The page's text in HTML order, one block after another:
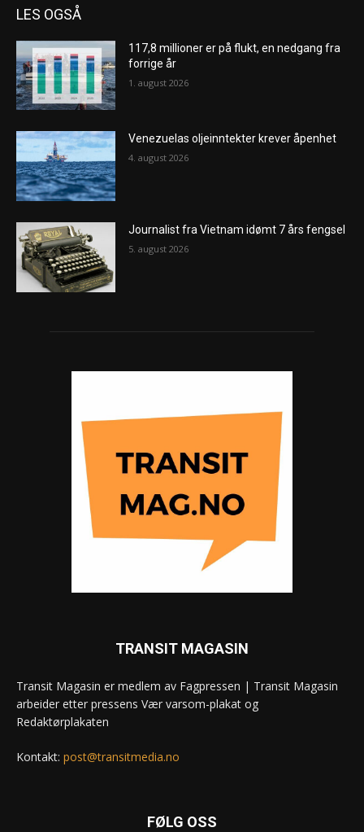
LES OGSÅ
117,8 millioner er på flukt, en nedgang fra
forrige år
1. august 2026
Venezuelas oljeinntekter krever åpenhet
4. august 2026
Journalist fra Vietnam idømt 7 års fengsel
5. august 2026
TRANSIT MAGASIN
Transit Magasin er medlem av Fagpressen | Transit Magasin
arbeider etter pressens Vær varsom-plakat og
Redaktørplakaten
Kontakt: post@transitmedia.no
FØLG OSS